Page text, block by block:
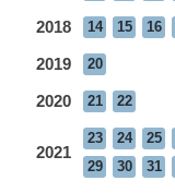
2018 14 15 16
2019 20
2020 21 22
2021
23 24 25
29
30 31